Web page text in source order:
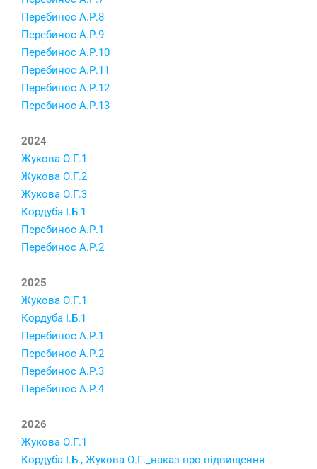
Перебинос А.Р.8
Перебинос А.Р.9
Перебинос А.Р.10
Перебинос А.Р.11
Перебинос А.Р.12
Перебинос А.Р.13
2024
Жукова О.Г.1
Жукова О.Г.2
Жукова О.Г.3
Кордуба І.Б.1
Перебинос А.Р.1
Перебинос А.Р.2
2025
Жукова О.Г.1
Кордуба І.Б.1
Перебинос А.Р.1
Перебинос А.Р.2
Перебинос А.Р.3
Перебинос А.Р.4
2026
Жукова О.Г.1
Кордуба І.Б., Жукова О.Г._наказ про підвищення